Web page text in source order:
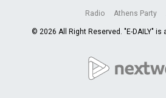
Radio Athens Party
© 2026 All Right Reserved. "E-DAILY"